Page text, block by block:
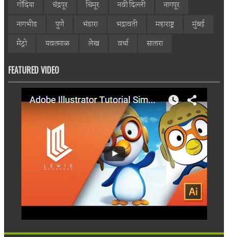
गोंदिया
चंद्रपूर चिमूर नवी दिल्ली
नागपूर
नागभीड
पुणे भंडारा भद्रावती महाराष्ट्र
मुंबई
मेट्रो
यवतमाळ लेख वर्धा सातारा
FEATURED VIDEO